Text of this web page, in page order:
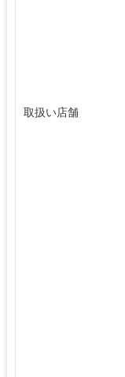
取扱い店舗